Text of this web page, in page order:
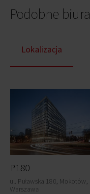
Podobne biura
Lokalizacja
P180
ul. Puławska 180, Mokotów,
Warszawa